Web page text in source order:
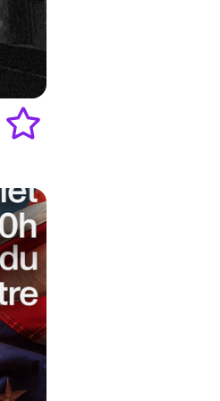
to
favourites